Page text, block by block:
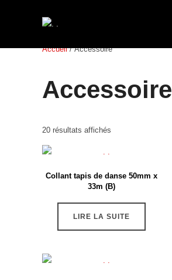
Accueil/ Accessoire
Accessoire
20 résultats affichés
Collant tapis de danse 50mm x
33m (B)
LIRE LA SUITE